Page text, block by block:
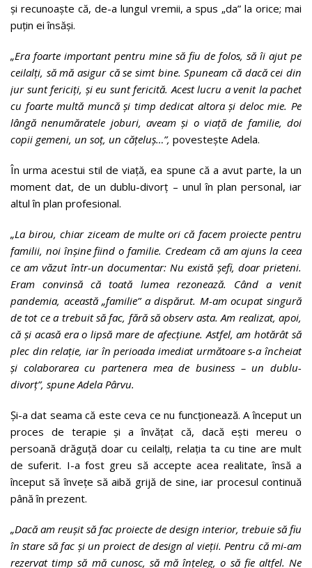
și recunoaște că, de-a lungul vremii, a spus „da” la orice; mai
puțin ei însăși.
„Era foarte important pentru mine să fiu de folos, să îi ajut pe
ceilalți, să mă asigur că se simt bine. Spuneam că dacă cei din
jur sunt fericiți, și eu sunt fericită. Acest lucru a venit la pachet
cu foarte multă muncă și timp dedicat altora și deloc mie. Pe
lângă nenumăratele joburi, aveam și o viață de familie, doi
copii gemeni, un soț, un cățeluș…”, povestește Adela.
În urma acestui stil de viață, ea spune că a avut parte, la un
moment dat, de un dublu-divorț – unul în plan personal, iar
altul în plan profesional.
„La birou, chiar ziceam de multe ori că facem proiecte pentru
familii, noi înșine fiind o familie. Credeam că am ajuns la ceea
ce am văzut într-un documentar: Nu există șefi, doar prieteni.
Eram convinsă că toată lumea rezonează. Când a venit
pandemia, această „familie” a dispărut. M-am ocupat singură
de tot ce a trebuit să fac, fără să observ asta. Am realizat, apoi,
că și acasă era o lipsă mare de afecțiune. Astfel, am hotărât să
plec din relație, iar în perioada imediat următoare s-a încheiat
și colaborarea cu partenera mea de business – un dublu-
divorț”, spune Adela Pârvu.
Și-a dat seama că este ceva ce nu funcționează. A început un
proces de terapie și a învățat că, dacă ești mereu o
persoană drăguță doar cu ceilalți, relația ta cu tine are mult
de suferit. I-a fost greu să accepte acea realitate, însă a
început să învețe să aibă grijă de sine, iar procesul continuă
până în prezent.
„Dacă am reușit să fac proiecte de design interior, trebuie să fiu
în stare să fac și un proiect de design al vieții. Pentru că mi-am
rezervat timp să mă cunosc, să mă înțeleg, o să fie altfel. Ne